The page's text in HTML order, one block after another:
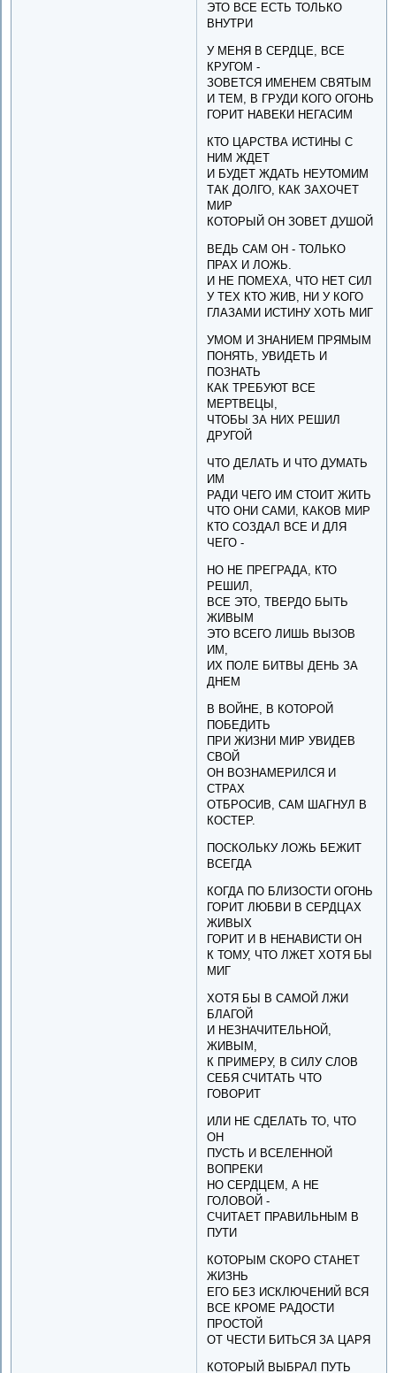
ЭТО ВСЕ ЕСТЬ ТОЛЬКО
ВНУТРИ
У МЕНЯ В СЕРДЦЕ, ВСЕ
КРУГОМ -
ЗОВЕТСЯ ИМЕНЕМ СВЯТЫМ
И ТЕМ, В ГРУДИ КОГО ОГОНЬ
ГОРИТ НАВЕКИ НЕГАСИМ
КТО ЦАРСТВА ИСТИНЫ С
НИМ ЖДЕТ
И БУДЕТ ЖДАТЬ НЕУТОМИМ
ТАК ДОЛГО, КАК ЗАХОЧЕТ
МИР
КОТОРЫЙ ОН ЗОВЕТ ДУШОЙ
ВЕДЬ САМ ОН - ТОЛЬКО
ПРАХ И ЛОЖЬ.
И НЕ ПОМЕХА, ЧТО НЕТ СИЛ
У ТЕХ КТО ЖИВ, НИ У КОГО
ГЛАЗАМИ ИСТИНУ ХОТЬ МИГ
УМОМ И ЗНАНИЕМ ПРЯМЫМ
ПОНЯТЬ, УВИДЕТЬ И
ПОЗНАТЬ
КАК ТРЕБУЮТ ВСЕ
МЕРТВЕЦЫ,
ЧТОБЫ ЗА НИХ РЕШИЛ
ДРУГОЙ
ЧТО ДЕЛАТЬ И ЧТО ДУМАТЬ
ИМ
РАДИ ЧЕГО ИМ СТОИТ ЖИТЬ
ЧТО ОНИ САМИ, КАКОВ МИР
КТО СОЗДАЛ ВСЕ И ДЛЯ
ЧЕГО -
НО НЕ ПРЕГРАДА, КТО
РЕШИЛ,
ВСЕ ЭТО, ТВЕРДО БЫТЬ
ЖИВЫМ
ЭТО ВСЕГО ЛИШЬ ВЫЗОВ
ИМ,
ИХ ПОЛЕ БИТВЫ ДЕНЬ ЗА
ДНЕМ
В ВОЙНЕ, В КОТОРОЙ
ПОБЕДИТЬ
ПРИ ЖИЗНИ МИР УВИДЕВ
СВОЙ
ОН ВОЗНАМЕРИЛСЯ И
СТРАХ
ОТБРОСИВ, САМ ШАГНУЛ В
КОСТЕР.
ПОСКОЛЬКУ ЛОЖЬ БЕЖИТ
ВСЕГДА
КОГДА ПО БЛИЗОСТИ ОГОНЬ
ГОРИТ ЛЮБВИ В СЕРДЦАХ
ЖИВЫХ
ГОРИТ И В НЕНАВИСТИ ОН
К ТОМУ, ЧТО ЛЖЕТ ХОТЯ БЫ
МИГ
ХОТЯ БЫ В САМОЙ ЛЖИ
БЛАГОЙ
И НЕЗНАЧИТЕЛЬНОЙ,
ЖИВЫМ,
К ПРИМЕРУ, В СИЛУ СЛОВ
СЕБЯ СЧИТАТЬ ЧТО
ГОВОРИТ
ИЛИ НЕ СДЕЛАТЬ ТО, ЧТО
ОН
ПУСТЬ И ВСЕЛЕННОЙ
ВОПРЕКИ
НО СЕРДЦЕМ, А НЕ
ГОЛОВОЙ -
СЧИТАЕТ ПРАВИЛЬНЫМ В
ПУТИ
КОТОРЫМ СКОРО СТАНЕТ
ЖИЗНЬ
ЕГО БЕЗ ИСКЛЮЧЕНИЙ ВСЯ
ВСЕ КРОМЕ РАДОСТИ
ПРОСТОЙ
ОТ ЧЕСТИ БИТЬСЯ ЗА ЦАРЯ
КОТОРЫЙ ВЫБРАЛ ПУТЬ